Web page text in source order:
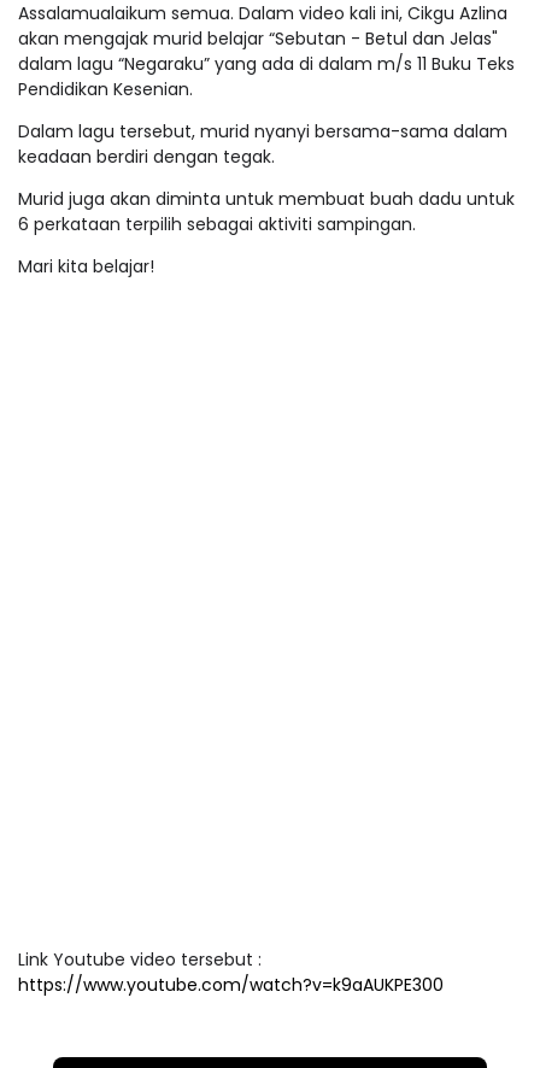
Assalamualaikum semua. Dalam video kali ini, Cikgu Azlina
akan mengajak murid belajar “Sebutan - Betul dan Jelas"
dalam lagu “Negaraku” yang ada di dalam m/s 11 Buku Teks
Pendidikan Kesenian.
Dalam lagu tersebut, murid nyanyi bersama-sama dalam
keadaan berdiri dengan tegak.
Murid juga akan diminta untuk membuat buah dadu untuk
6 perkataan terpilih sebagai aktiviti sampingan.
Mari kita belajar!
Link Youtube video tersebut :
https://www.youtube.com/watch?v=k9aAUKPE300